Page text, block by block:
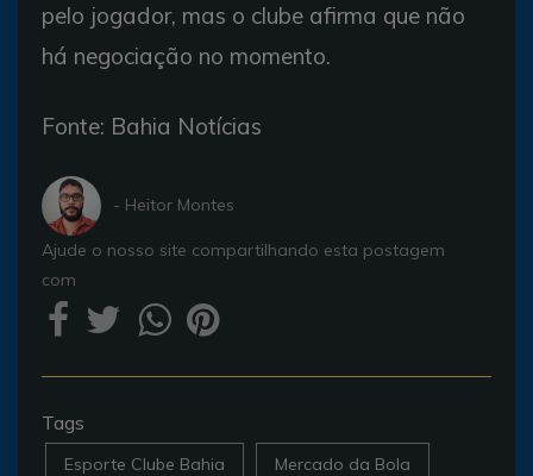
pelo jogador, mas o clube afirma que não
há negociação no momento.
Fonte: Bahia Notícias
- Heitor Montes
Ajude o nosso site compartilhando esta postagem
com
Tags
Esporte Clube Bahia Mercado da Bola